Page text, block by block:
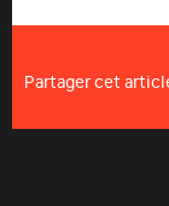
Partager cet